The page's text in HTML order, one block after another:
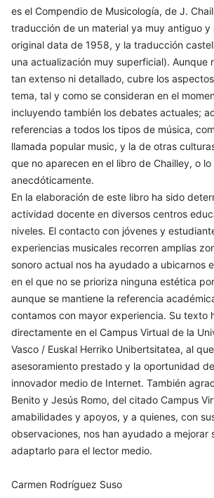
es el Compendio de Musicología, de J.
traducción de un material ya muy antiguo
original data de 1958, y la traducción
una actualización muy superficial). Aunque
tan extenso ni detallado, cubre los
tema, tal y como se consideran en el
incluyendo también los debates actuales;
referencias a todos los tipos de música,
llamada popular music, y la de otras
que no aparecen en el libro de Chailley, o lo
anecdóticamente.
En la elaboración de este libro ha sido
actividad docente en diversos centros
niveles. El contacto con jóvenes y
experiencias musicales recorren amplias
sonoro actual nos ha ayudado a ubicarnos
en el que no se prioriza ninguna estética
aunque se mantiene la referencia
contamos con mayor experiencia. Su texto
directamente en el Campus Virtual de la
Vasco / Euskal Herriko Unibertsitatea, al
asesoramiento prestado y la oportunidad
innovador medio de Internet. También
Benito y Jesús Romo, del citado Campus
amabilidades y apoyos, y a quienes, con
observaciones, nos han ayudado a mejorar
adaptarlo para el lector medio.
Carmen Rodríguez Suso